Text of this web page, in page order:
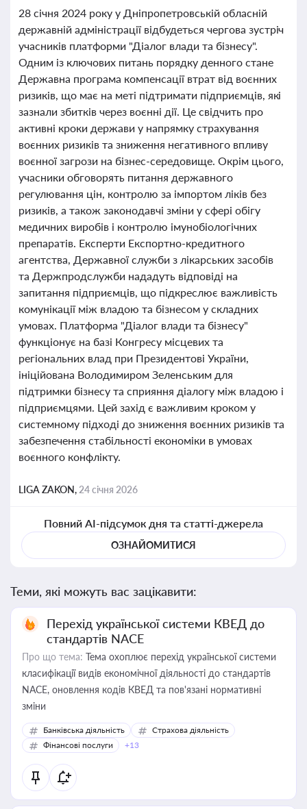
28 січня 2024 року у Дніпропетровській обласній
державній адміністрації відбудеться чергова зустріч
учасників платформи "Діалог влади та бізнесу".
Одним із ключових питань порядку денного стане
Державна програма компенсації втрат від воєнних
ризиків, що має на меті підтримати підприємців, які
зазнали збитків через воєнні дії. Це свідчить про
активні кроки держави у напрямку страхування
воєнних ризиків та зниження негативного впливу
воєнної загрози на бізнес-середовище. Окрім цього,
учасники обговорять питання державного
регулювання цін, контролю за імпортом ліків без
ризиків, а також законодавчі зміни у сфері обігу
медичних виробів і контролю імунобіологічних
препаратів. Експерти Експортно-кредитного
агентства, Державної служби з лікарських засобів
та Держпродслужби нададуть відповіді на
запитання підприємців, що підкреслює важливість
комунікації між владою та бізнесом у складних
умовах. Платформа "Діалог влади та бізнесу"
функціонує на базі Конгресу місцевих та
регіональних влад при Президентові України,
ініційована Володимиром Зеленським для
підтримки бізнесу та сприяння діалогу між владою і
підприємцями. Цей захід є важливим кроком у
системному підході до зниження воєнних ризиків та
забезпечення стабільності економіки в умовах
воєнного конфлікту.
LIGA ZAKON, 24 січня 2026
Повний AI-підсумок дня та статті-джерела
ОЗНАЙОМИТИСЯ
Теми, які можуть вас зацікавити:
Перехід української системи КВЕД до
стандартів NACE
Про що тема: Тема охоплює перехід української системи
класифікації видів економічної діяльності до стандартів
NACE, оновлення кодів КВЕД та пов'язані нормативні
зміни
Банківська діяльність
Страхова діяльність
Фінансові послуги
+13